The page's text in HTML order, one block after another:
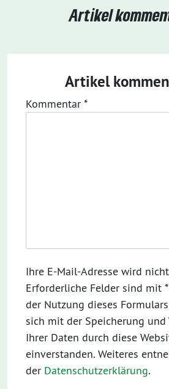
Artikel
Artikel
Kommentar *
Ihre E-Mail-Adresse wird
Erforderliche Felder sind mit
der Nutzung dieses
sich mit der Speicherung und
Ihrer Daten durch diese
einverstanden. Weiteres
der Datenschutzerklärung.